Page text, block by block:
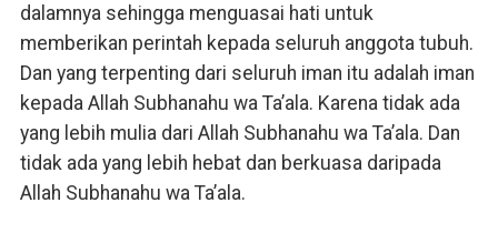
dalamnya sehingga menguasai hati untuk
memberikan perintah kepada seluruh anggota tubuh.
Dan yang terpenting dari seluruh iman itu adalah iman
kepada Allah Subhanahu wa Ta’ala. Karena tidak ada
yang lebih mulia dari Allah Subhanahu wa Ta’ala. Dan
tidak ada yang lebih hebat dan berkuasa daripada
Allah Subhanahu wa Ta’ala.